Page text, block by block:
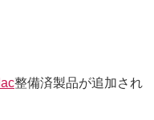
整備済製品が追加され